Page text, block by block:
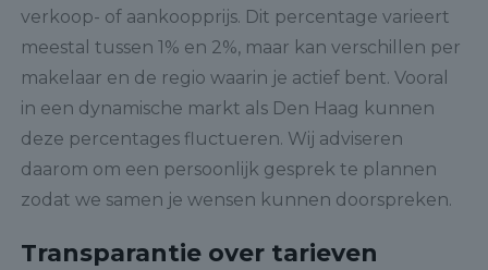
verkoop- of aankoopprijs. Dit percentage varieert
meestal tussen 1% en 2%, maar kan verschillen per
makelaar en de regio waarin je actief bent. Vooral
in een dynamische markt als Den Haag kunnen
deze percentages fluctueren. Wij adviseren
daarom om een persoonlijk gesprek te plannen
zodat we samen je wensen kunnen doorspreken.
Transparantie over tarieven